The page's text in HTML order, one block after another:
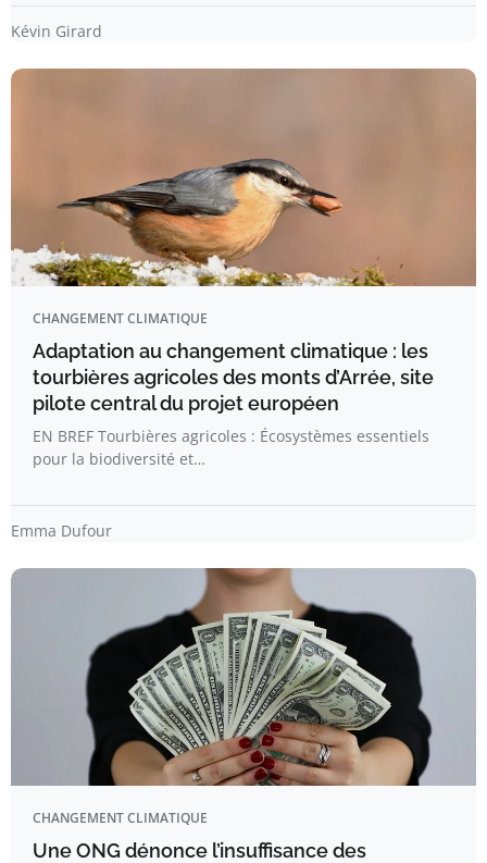
Kévin Girard
CHANGEMENT CLIMATIQUE
Adaptation au changement climatique : les
tourbières agricoles des monts d’Arrée, site
pilote central du projet européen
EN BREF Tourbières agricoles : Écosystèmes essentiels
pour la biodiversité et…
Emma Dufour
CHANGEMENT CLIMATIQUE
Une ONG dénonce l’insuffisance des